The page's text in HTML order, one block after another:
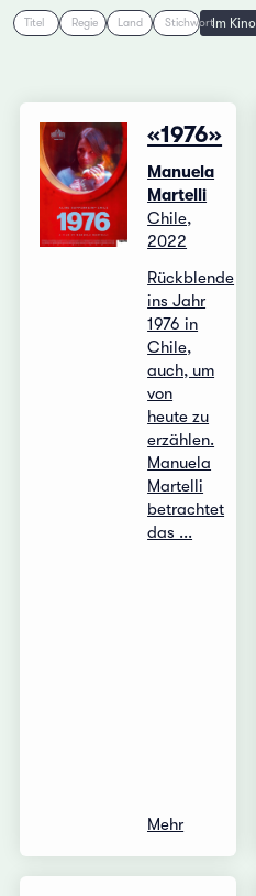
Titel Regie Land StichwortIm Kino
«1976»
Manuela
Martelli
Chile,
2022
Rückblende
ins Jahr
1976 in
Chile,
auch, um
von
heute zu
erzählen.
Manuela
Martelli
betrachtet
das ...
Mehr